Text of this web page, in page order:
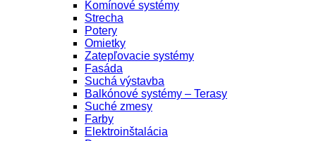
Komínové systémy
Strecha
Potery
Omietky
Zatepľovacie systémy
Fasáda
Suchá výstavba
Balkónové systémy – Terasy
Suché zmesy
Farby
Elektroinštalácia